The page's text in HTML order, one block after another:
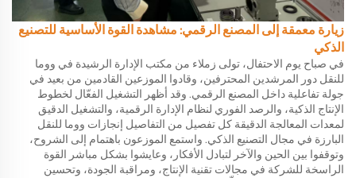
زيارة معمقة إلى المصنع الرقمي: مشاهدة القوة الأساسية للتصنيع
الذكي
في صباح يوم الاحتفال، تولى زملاء من مكتب الإدارة الرشيدة في ووما
للنقل دور المرشدين المحترفين، وقادوا الموزعين القادمين من بعيد في
جولة تفاعلية داخل المصنع الرقمي. وقد أظهر التشغيل الفعّال لخطوط
الإنتاج الذكية، والرصد الفوري لنظام الإدارة الرقمية، والتشغيل الدقيق
لمعدات المعالجة الدقيقة كل تفصيل من التفاصيل إنجازات ووما للنقل
البارزة في مجال التصنيع الذكي. واستمع الموزعون باهتمام إلى الشروح،
وتوقفوا بين الحين والآخر لتبادل الأفكار، وعايشوا بشكل مباشر القوة
الراسخة للشركة في مجالات تقنية الإنتاج، ومراقبة الجودة، وتحسين